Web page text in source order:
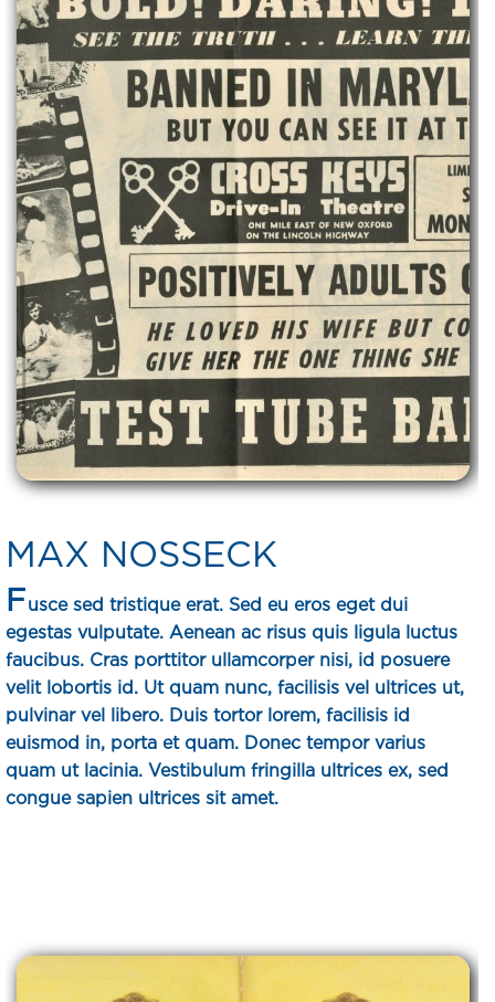
MAX NOSSECK
Fusce sed tristique erat. Sed eu eros eget dui
egestas vulputate. Aenean ac risus quis ligula luctus
faucibus. Cras porttitor ullamcorper nisi, id posuere
velit lobortis id. Ut quam nunc, facilisis vel ultrices ut,
pulvinar vel libero. Duis tortor lorem, facilisis id
euismod in, porta et quam. Donec tempor varius
quam ut lacinia. Vestibulum fringilla ultrices ex, sed
congue sapien ultrices sit amet.